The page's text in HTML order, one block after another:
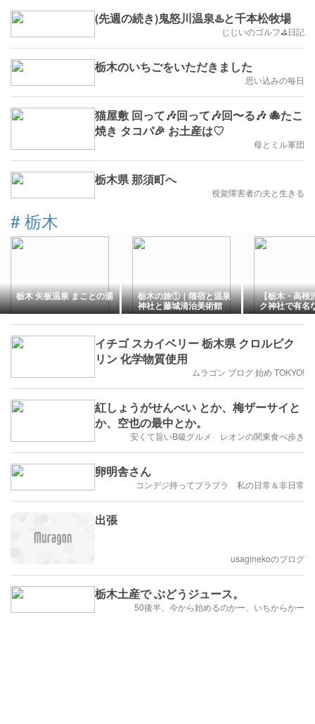
(先週の続き)鬼怒川温泉♨️と千本松牧場
じじいのゴルフ⛳️日記
栃木のいちごをいただきました
思い込みの毎日
猫屋敷 回って🎶回って🎶回〜る🎶 🐙たこ
焼き タコパ🎉 お土産は♡
母とミル軍団
栃木県 那須町へ
視覚障害者の夫と生きる
# 栃木
栃木 矢板温泉 まことの湯 栃木の旅①｜猫宿と温泉
神社と藤城清治美術館
【栃木・高根
ク神社で有名
｜宇都宮餃子
巡るモデルコ
イチゴ スカイベリー 栃木県 クロルピク
リン 化学物質使用
ムラゴン ブログ 始め TOKYO!
紅しょうがせんべい とか、梅ザーサイと
か、空也の最中とか。
安くて旨いB級グルメ レオンの関東食べ歩き
卵明舎さん
コンデジ持ってブラブラ 私の日常＆非日常
出張
usaginekoのブログ
栃木土産で ぶどうジュース。
50後半、今から始めるのかー、いちからかー